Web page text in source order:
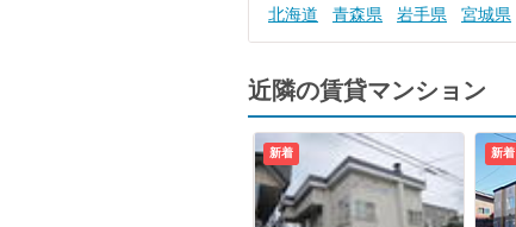
北海道 青森県 岩手県 宮城県
近隣の賃貸マンション
新着 新着